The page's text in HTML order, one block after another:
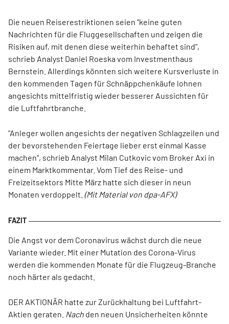
Die neuen Reiserestriktionen seien "keine guten
Nachrichten für die Fluggesellschaften und zeigen die
Risiken auf, mit denen diese weiterhin behaftet sind",
schrieb Analyst Daniel Roeska vom Investmenthaus
Bernstein. Allerdings könnten sich weitere Kursverluste in
den kommenden Tagen für Schnäppchenkäufe lohnen
angesichts mittelfristig wieder besserer Aussichten für
die Luftfahrtbranche.
"Anleger wollen angesichts der negativen Schlagzeilen und
der bevorstehenden Feiertage lieber erst einmal Kasse
machen", schrieb Analyst Milan Cutkovic vom Broker Axi in
einem Marktkommentar. Vom Tief des Reise- und
Freizeitsektors Mitte März hatte sich dieser in neun
Monaten verdoppelt. (Mit Material von dpa-AFX)
Die Angst vor dem Coronavirus wächst durch die neue
Variante wieder. Mit einer Mutation des Corona-Virus
werden die kommenden Monate für die Flugzeug-Branche
noch härter als gedacht.
DER AKTIONÄR hatte zur Zurückhaltung bei Luftfahrt-
Aktien geraten. Nach den neuen Unsicherheiten könnte